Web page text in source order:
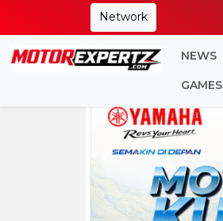
Network
NEWS
GAMES